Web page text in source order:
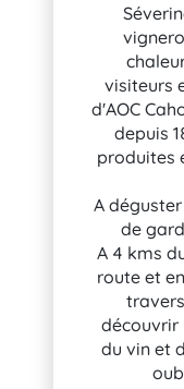
visiteurs
d'AOC
depuis
produites
A
de
A 4 kms
route et
découvrir
du vin et